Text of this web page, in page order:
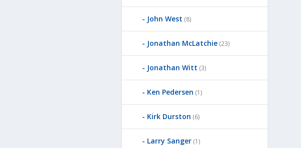
John West (8)
Jonathan McLatchie (23)
Jonathan Witt (3)
Ken Pedersen (1)
Kirk Durston (6)
Larry Sanger (1)